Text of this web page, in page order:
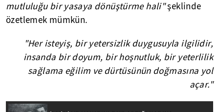
mutluluğu bir yasaya dönüştürme hali"şeklinde
özetlemek mümkün.
"Her isteyiş, bir yetersizlik duygusuyla ilgilidir,
insanda bir doyum, bir hoşnutluk, bir yeterlilik
sağlama eğilim ve dürtüsünün doğmasına yol
açar."